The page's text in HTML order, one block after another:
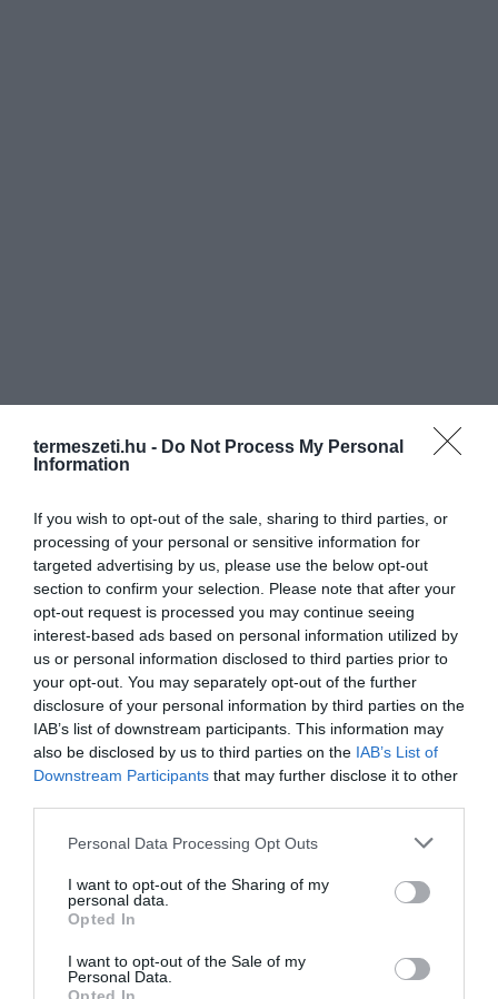
termeszeti.hu - Do Not Process My Personal
Information
If you wish to opt-out of the sale, sharing to third parties, or
processing of your personal or sensitive information for
targeted advertising by us, please use the below opt-out
section to confirm your selection. Please note that after your
opt-out request is processed you may continue seeing
interest-based ads based on personal information utilized by
us or personal information disclosed to third parties prior to
your opt-out. You may separately opt-out of the further
disclosure of your personal information by third parties on the
IAB’s list of downstream participants. This information may
also be disclosed by us to third parties on the IAB’s List of
Downstream Participants that may further disclose it to other
Please note that this website/app uses one or more Google
not limited to your visit or usage behaviour. You may click to
grant or deny consent to Google and its third-party tags to
use your data for below specified purposes in below Google
consent section.
Personal Data Processing Opt Outs
I want to opt-out of the Sharing of my
personal data.
Opted In
I want to opt-out of the Sale of my
Personal Data.